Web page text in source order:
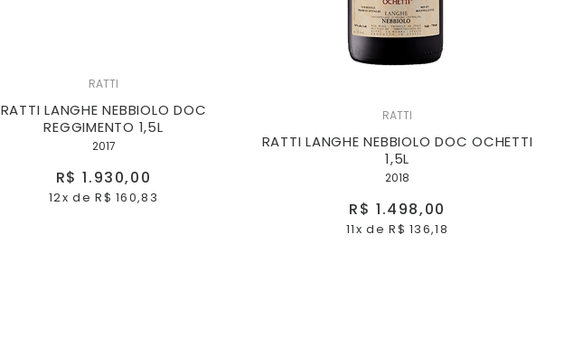
RATTI
RATTI LANGHE NEBBIOLO DOC
REGGIMENTO 1,5L
2017
R$ 1.930,00
12x deR$ 160,83
RATTI
RATTI LANGHE NEBBIOLO DOC OCHETTI
1,5L
2018
R$ 1.498,00
11x deR$ 136,18